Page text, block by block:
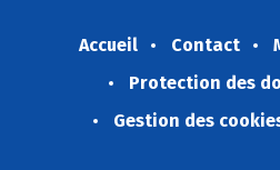
Accueil Contact
Protection des
Gestion des